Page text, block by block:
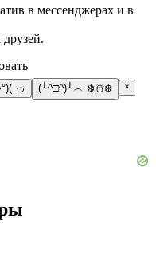
в мессенджерах и в
っ (╯^□^)╯︵ ❄️☃️❄️ *